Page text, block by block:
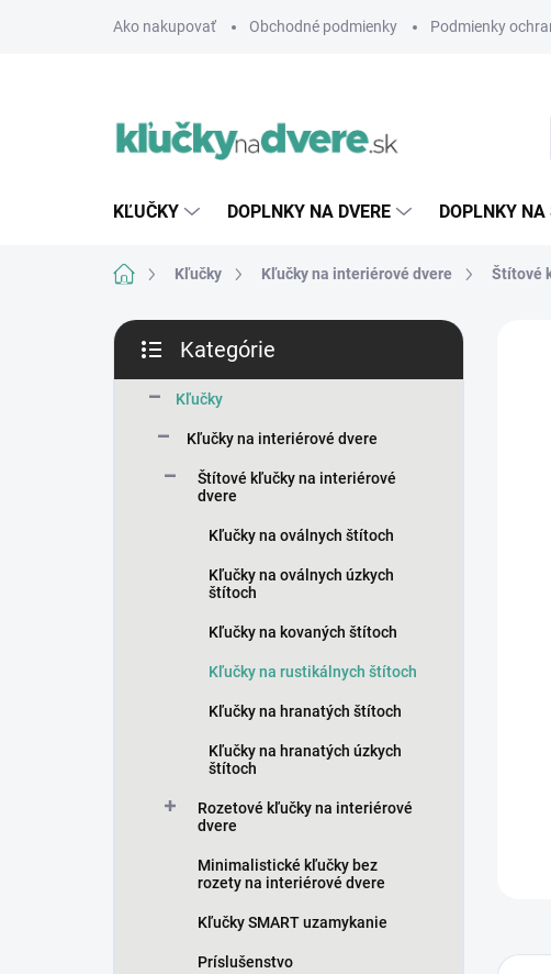
Ako nakupovať Obchodné podmienky Podmienky
KĽUČKY DOPLNKY NA DVERE DOPLNKY NA
DomovKľučky Kľučky na interiérové dvere Štítové
B
č
kategórie
Kategórie
Kľučky
Kľučky na interiérové dvere
Štítové kľučky na interiérové
dvere
Kľučky na oválnych štítoch
Kľučky na oválnych úzkych
štítoch
Kľučky na kovaných štítoch
Kľučky na rustikálnych štítoch
Kľučky na hranatých štítoch
Kľučky na hranatých úzkych
štítoch
Rozetové kľučky na interiérové
dvere
Minimalistické kľučky bez
rozety na interiérové dvere
Kľučky SMART uzamykanie
Príslušenstvo